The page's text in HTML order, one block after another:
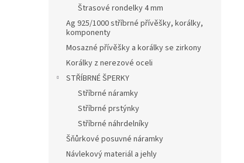
Štrasové rondelky 4 mm
Ag 925/1000 stříbrné přívěšky, korálky,
komponenty
Mosazné přívěšky a korálky se zirkony
Korálky z nerezové oceli
STŘÍBRNÉ ŠPERKY
Stříbrné náramky
Stříbrné prstýnky
Stříbrné náhrdelníky
Šňůrkové posuvné náramky
Návlekový materiál a jehly